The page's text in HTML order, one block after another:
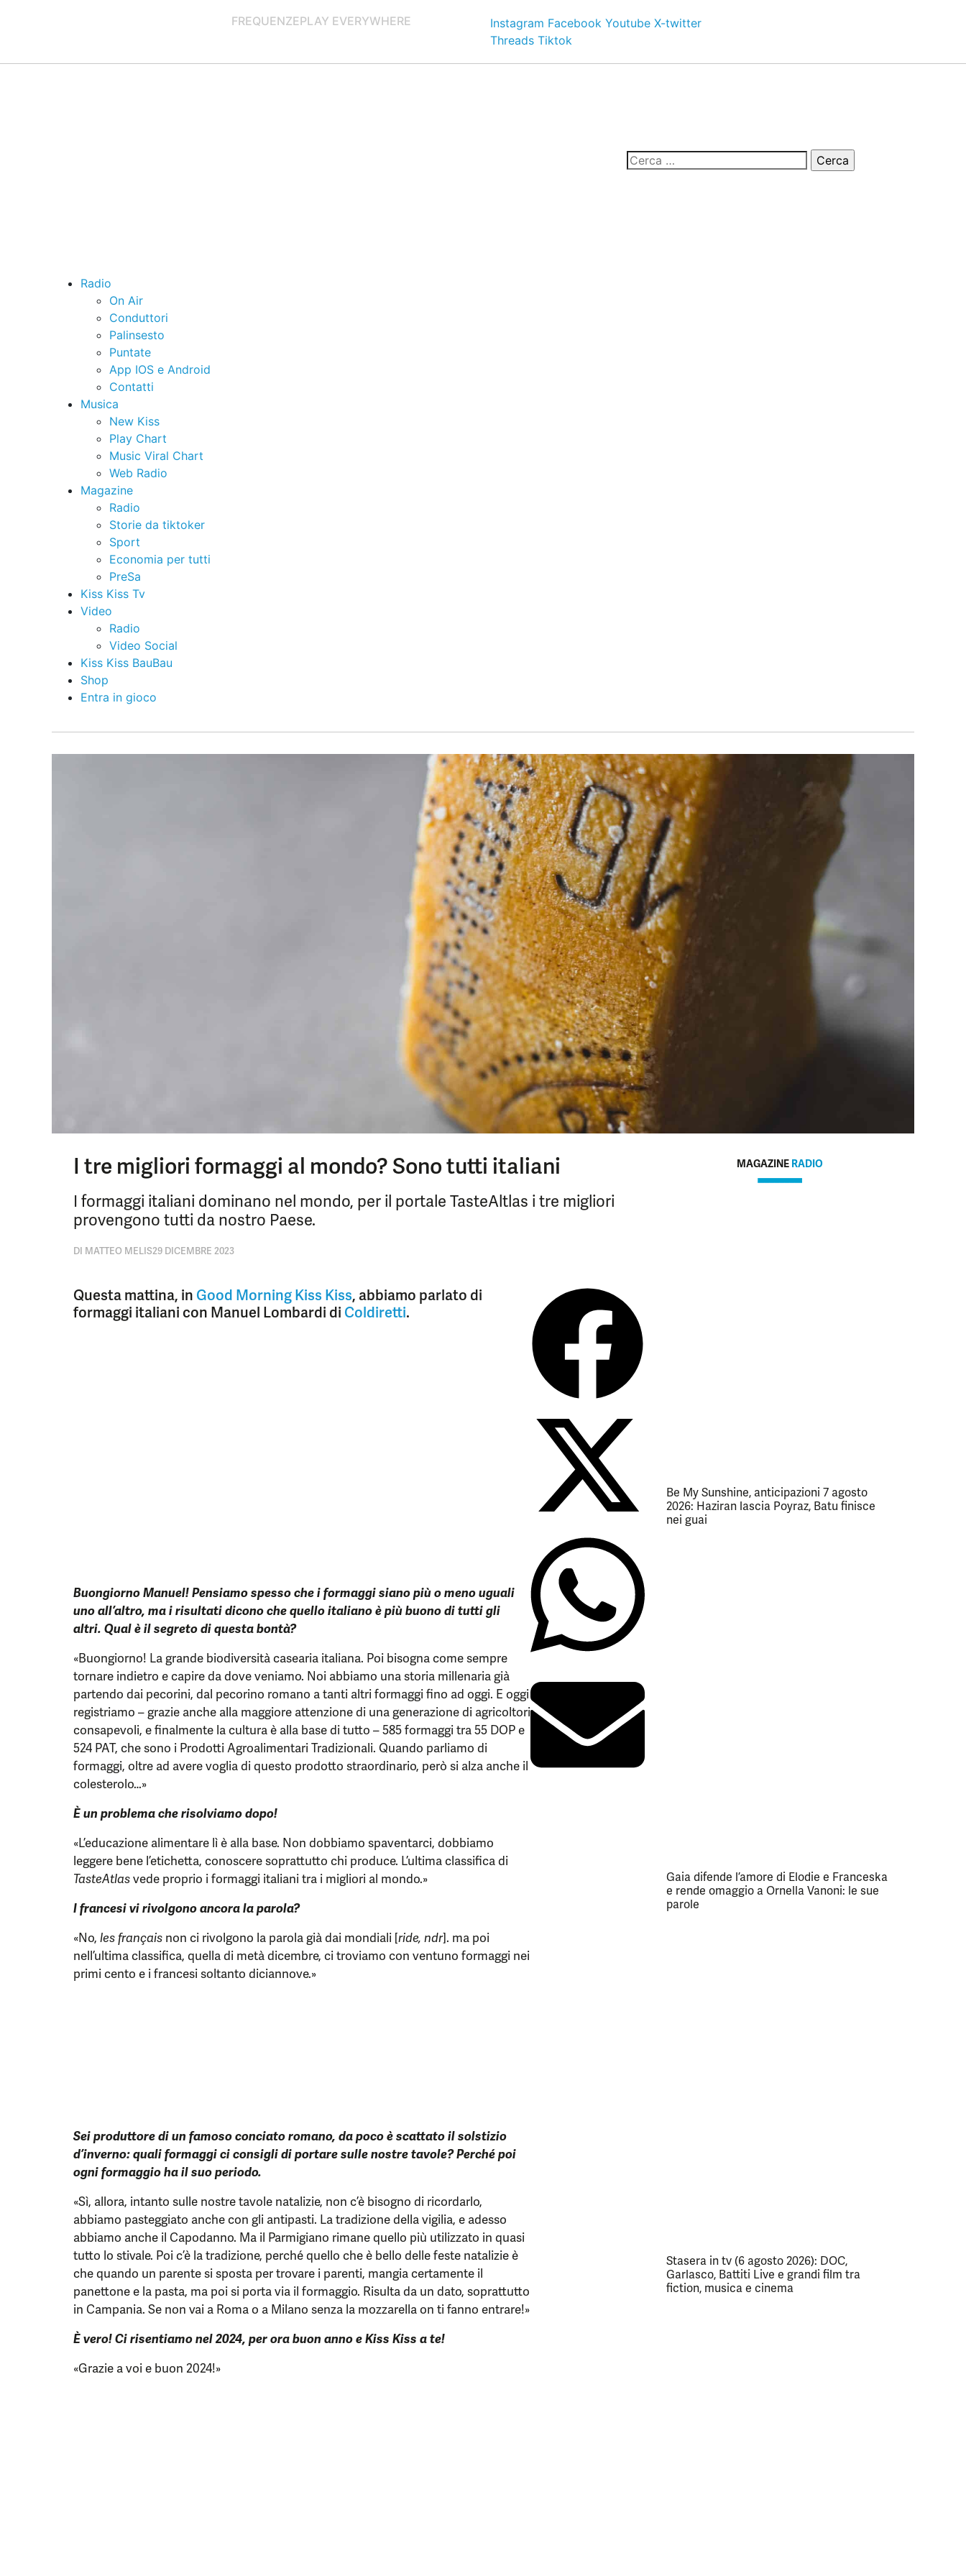
FREQUENZEPLAY EVERYWHERE Instagram Facebook Youtube X-twitter
Threads Tiktok
Radio
On Air
Conduttori
Palinsesto
Puntate
App IOS e Android
Contatti
Musica
New Kiss
Play Chart
Music Viral Chart
Web Radio
Magazine
Radio
Storie da tiktoker
Sport
Economia per tutti
PreSa
Kiss Kiss Tv
Video
Radio
Video Social
Kiss Kiss BauBau
Shop
Entra in gioco
I tre migliori formaggi al mondo? Sono tutti italiani
I formaggi italiani dominano nel mondo, per il portale TasteAltlas i tre migliori
provengono tutti da nostro Paese.
DI MATTEO MELIS29 DICEMBRE 2023
Questa mattina, in Good Morning Kiss Kiss, abbiamo parlato di
formaggi italiani con Manuel Lombardi di Coldiretti.
Buongiorno Manuel! Pensiamo spesso che i formaggi siano più o meno uguali
uno all’altro, ma i risultati dicono che quello italiano è più buono di tutti gli
altri. Qual è il segreto di questa bontà?
«Buongiorno! La grande biodiversità casearia italiana. Poi bisogna come sempre
tornare indietro e capire da dove veniamo. Noi abbiamo una storia millenaria già
partendo dai pecorini, dal pecorino romano a tanti altri formaggi fino ad oggi. E oggi
registriamo – grazie anche alla maggiore attenzione di una generazione di agricoltori
consapevoli, e finalmente la cultura è alla base di tutto – 585 formaggi tra 55 DOP e
524 PAT, che sono i Prodotti Agroalimentari Tradizionali. Quando parliamo di
formaggi, oltre ad avere voglia di questo prodotto straordinario, però si alza anche il
colesterolo…»
È un problema che risolviamo dopo!
«L’educazione alimentare lì è alla base. Non dobbiamo spaventarci, dobbiamo
leggere bene l’etichetta, conoscere soprattutto chi produce. L’ultima classifica di
TasteAtlasvede proprio i formaggi italiani tra i migliori al mondo.»
I francesi vi rivolgono ancora la parola?
«No, les français non ci rivolgono la parola già dai mondiali [ride, ndr]. ma poi
nell’ultima classifica, quella di metà dicembre, ci troviamo con ventuno formaggi nei
primi cento e i francesi soltanto diciannove.»
Sei produttore di un famoso conciato romano, da poco è scattato il solstizio
d’inverno: quali formaggi ci consigli di portare sulle nostre tavole? Perché poi
ogni formaggio ha il suo periodo.
«Sì, allora, intanto sulle nostre tavole natalizie, non c’è bisogno di ricordarlo,
abbiamo pasteggiato anche con gli antipasti. La tradizione della vigilia, e adesso
abbiamo anche il Capodanno. Ma il Parmigiano rimane quello più utilizzato in quasi
tutto lo stivale. Poi c’è la tradizione, perché quello che è bello delle feste natalizie è
che quando un parente si sposta per trovare i parenti, mangia certamente il
panettone e la pasta, ma poi si porta via il formaggio. Risulta da un dato, soprattutto
in Campania. Se non vai a Roma o a Milano senza la mozzarella on ti fanno entrare!»
È vero! Ci risentiamo nel 2024, per ora buon anno e Kiss Kiss a te!
«Grazie a voi e buon 2024!»
MAGAZINE RADIO
Be My Sunshine, anticipazioni 7 agosto
2026: Haziran lascia Poyraz, Batu finisce
nei guai
Gaia difende l’amore di Elodie e Franceska
e rende omaggio a Ornella Vanoni: le sue
parole
Stasera in tv (6 agosto 2026): DOC,
Garlasco, Battiti Live e grandi film tra
fiction, musica e cinema